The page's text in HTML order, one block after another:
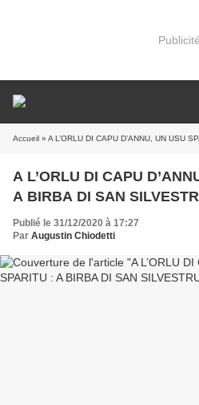
Publicité
Accueil » A L’ORLU DI CAPU D’ANNU, UN USU
A L’ORLU DI CAPU
A BIRBA DI SAN
Publié le 31/12/2020 à 17:27
Par Augustin Chiodetti